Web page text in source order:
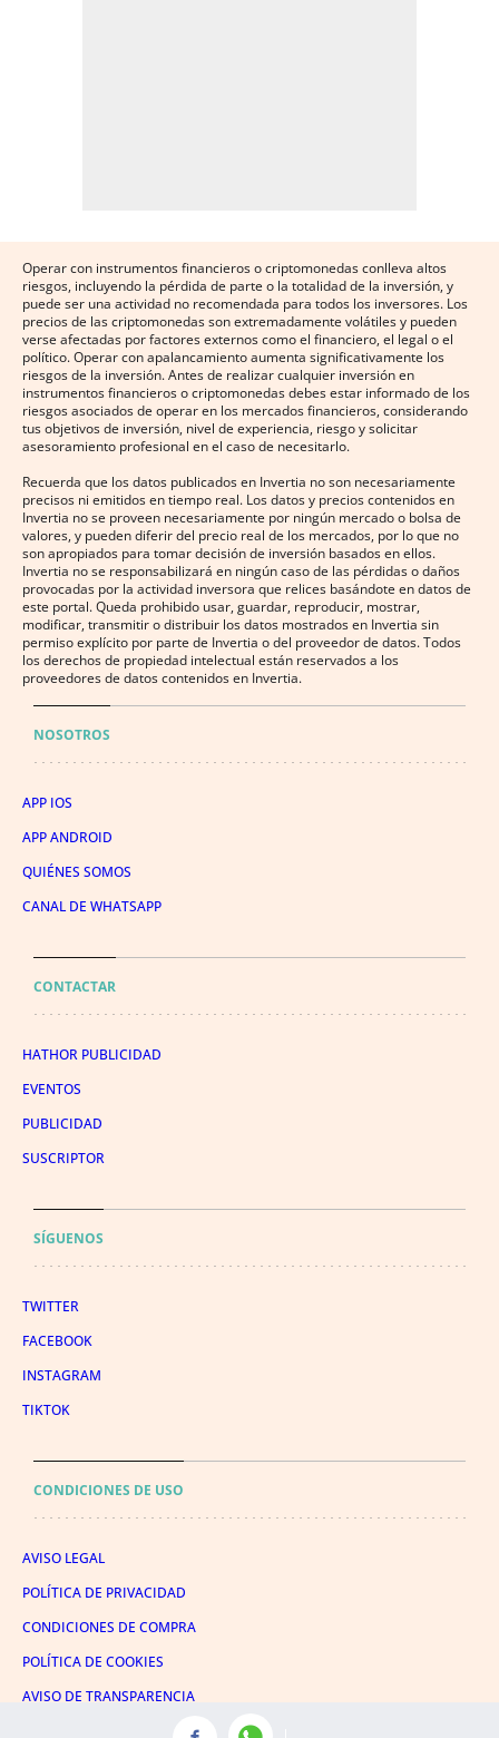
Operar con instrumentos financieros o criptomonedas conlleva altos
riesgos, incluyendo la pérdida de parte o la totalidad de la inversión, y
puede ser una actividad no recomendada para todos los inversores. Los
precios de las criptomonedas son extremadamente volátiles y pueden
verse afectadas por factores externos como el financiero, el legal o el
político. Operar con apalancamiento aumenta significativamente los
riesgos de la inversión. Antes de realizar cualquier inversión en
instrumentos financieros o criptomonedas debes estar informado de los
riesgos asociados de operar en los mercados financieros, considerando
tus objetivos de inversión, nivel de experiencia, riesgo y solicitar
asesoramiento profesional en el caso de necesitarlo.
Recuerda que los datos publicados en Invertia no son necesariamente
precisos ni emitidos en tiempo real. Los datos y precios contenidos en
Invertia no se proveen necesariamente por ningún mercado o bolsa de
valores, y pueden diferir del precio real de los mercados, por lo que no
son apropiados para tomar decisión de inversión basados en ellos.
Invertia no se responsabilizará en ningún caso de las pérdidas o daños
provocadas por la actividad inversora que relices basándote en datos de
este portal. Queda prohibido usar, guardar, reproducir, mostrar,
modificar, transmitir o distribuir los datos mostrados en Invertia sin
permiso explícito por parte de Invertia o del proveedor de datos. Todos
los derechos de propiedad intelectual están reservados a los
proveedores de datos contenidos en Invertia.
NOSOTROS
APP IOS
APP ANDROID
QUIÉNES SOMOS
CANAL DE WHATSAPP
CONTACTAR
HATHOR PUBLICIDAD
EVENTOS
PUBLICIDAD
SUSCRIPTOR
SÍGUENOS
TWITTER
FACEBOOK
INSTAGRAM
TIKTOK
CONDICIONES DE USO
AVISO LEGAL
POLÍTICA DE PRIVACIDAD
CONDICIONES DE COMPRA
POLÍTICA DE COOKIES
AVISO DE TRANSPARENCIA